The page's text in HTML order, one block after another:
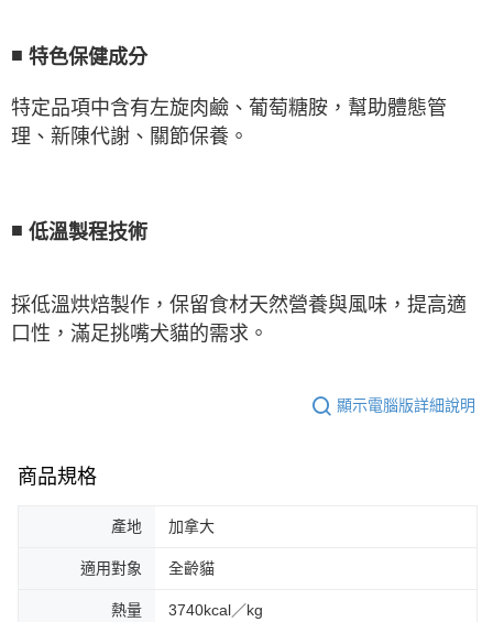
■ 特色保健成分
特定品項中含有左旋肉鹼、葡萄糖胺，幫助體態管
理、新陳代謝、關節保養。
■ 低溫製程技術
採低溫烘焙製作，保留食材天然營養與風味，提高適
口性，滿足挑嘴犬貓的需求。
顯示電腦版詳細說明
商品規格
產地 加拿大
適用對象 全齡貓
熱量 3740kcal／kg